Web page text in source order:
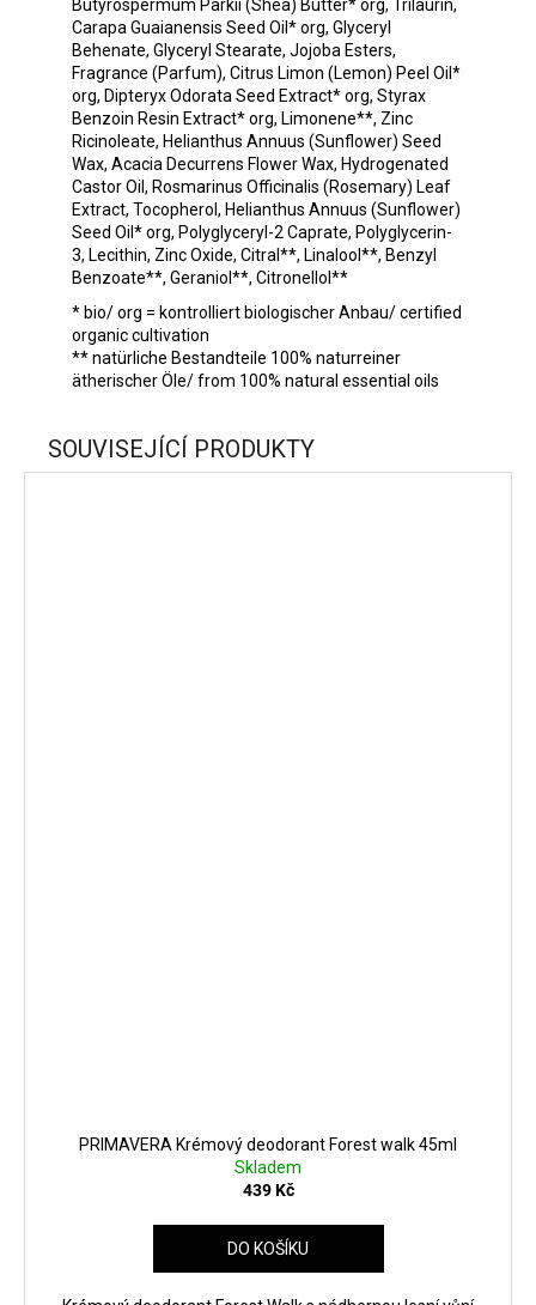
Butyrospermum Parkii (Shea) Butter* org, Trilaurin,
Carapa Guaianensis Seed Oil* org, Glyceryl
Behenate, Glyceryl Stearate, Jojoba Esters,
Fragrance (Parfum), Citrus Limon (Lemon) Peel Oil*
org, Dipteryx Odorata Seed Extract* org, Styrax
Benzoin Resin Extract* org, Limonene**, Zinc
Ricinoleate, Helianthus Annuus (Sunflower) Seed
Wax, Acacia Decurrens Flower Wax, Hydrogenated
Castor Oil, Rosmarinus Officinalis (Rosemary) Leaf
Extract, Tocopherol, Helianthus Annuus (Sunflower)
Seed Oil* org, Polyglyceryl-2 Caprate, Polyglycerin-
3, Lecithin, Zinc Oxide, Citral**, Linalool**, Benzyl
Benzoate**, Geraniol**, Citronellol**
* bio/ org = kontrolliert biologischer Anbau/ certified
organic cultivation
** natürliche Bestandteile 100% naturreiner
ätherischer Öle/ from 100% natural essential oils
SOUVISEJÍCÍ PRODUKTY
PRIMAVERA Krémový deodorant Forest walk 45ml
Skladem
439 Kč
DO KOŠÍKU